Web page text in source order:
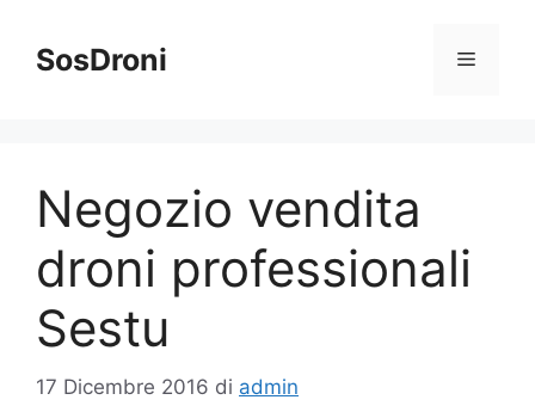
contenuto
SosDroni Menu
Negozio vendita
droni professionali
Sestu
17 Dicembre 2016 di admin